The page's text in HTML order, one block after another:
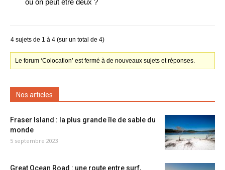
où on peut etre deux ?
4 sujets de 1 à 4 (sur un total de 4)
Le forum ‘Colocation’ est fermé à de nouveaux sujets et réponses.
Nos articles
Fraser Island : la plus grande île de sable du
monde
5 septembre 2023
Great Ocean Road : une route entre surf,